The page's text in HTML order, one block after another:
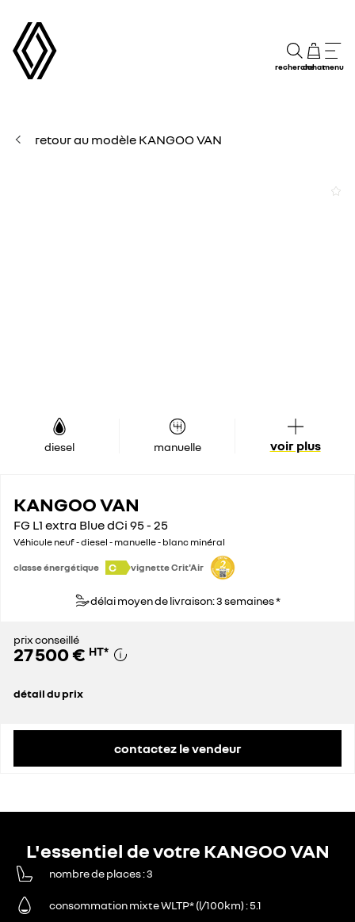
rechercheachatmenu
retour au modèle KANGOO VAN
diesel manuelle voir plus
KANGOO VAN
FG L1 extra Blue dCi 95 - 25
Véhicule neuf - diesel - manuelle - blanc minéral
classe énergétique C vignette Crit'Air
délai moyen de livraison: 3 semaines *
prix conseillé
27 500 € HT*
détail du prix
contactez le vendeur
L'essentiel de votre KANGOO VAN
nombre de places 3
consommation mixte WLTP* (l/100km) 5.1